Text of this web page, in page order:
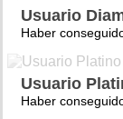
Usuario
Haber
Usuario
Haber